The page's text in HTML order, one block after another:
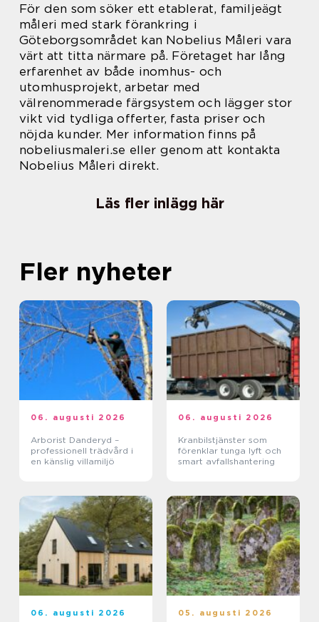
För den som söker ett etablerat, familjeägt
måleri med stark förankring i
Göteborgsområdet kan Nobelius Måleri vara
värt att titta närmare på. Företaget har lång
erfarenhet av både inomhus- och
utomhusprojekt, arbetar med
välrenommerade färgsystem och lägger stor
vikt vid tydliga offerter, fasta priser och
nöjda kunder. Mer information finns på
nobeliusmaleri.se eller genom att kontakta
Nobelius Måleri direkt.
Läs fler inlägg här
Fler nyheter
06. augusti 2026
Arborist Danderyd –
professionell trädvård i
en känslig villamiljö
06. augusti 2026
Kranbilstjänster som
förenklar tunga lyft och
smart avfallshantering
06. augusti 2026 05. augusti 2026